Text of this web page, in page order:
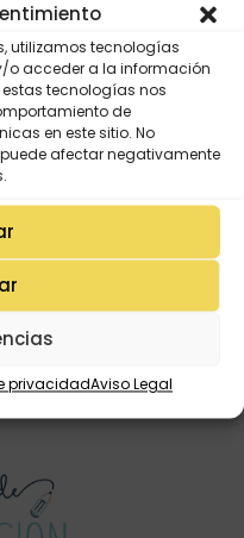
utilizamos tecnologías
o acceder a la información
tecnologías nos
de
en este sitio. No
afectar negativamente
privacidadAviso Legal
de multiplicar
2018